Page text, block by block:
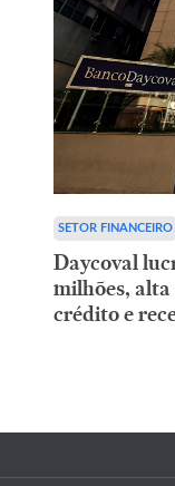
SETOR FINANCEIRO
Daycoval
milhões, alta
crédito e